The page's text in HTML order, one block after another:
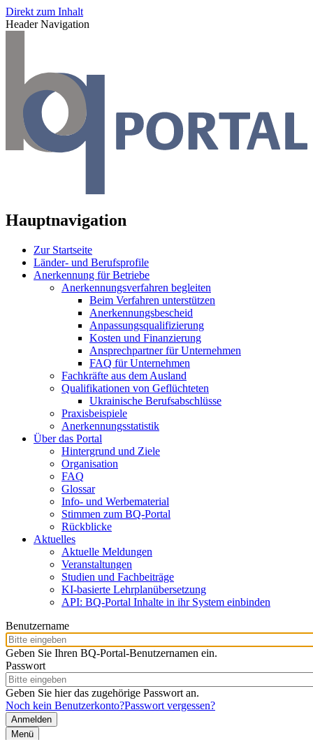
Direkt zum Inhalt
Header Navigation
Hauptnavigation
Zur Startseite
Länder- und Berufsprofile
Anerkennung für Betriebe
Anerkennungsverfahren begleiten
Beim Verfahren unterstützen
Anerkennungsbescheid
Anpassungsqualifizierung
Kosten und Finanzierung
Ansprechpartner für Unternehmen
FAQ für Unternehmen
Fachkräfte aus dem Ausland
Qualifikationen von Geflüchteten
Ukrainische Berufsabschlüsse
Praxisbeispiele
Anerkennungsstatistik
Über das Portal
Hintergrund und Ziele
Organisation
FAQ
Glossar
Info- und Werbematerial
Stimmen zum BQ-Portal
Rückblicke
Aktuelles
Aktuelle Meldungen
Veranstaltungen
Studien und Fachbeiträge
KI-basierte Lehrplanübersetzung
API: BQ-Portal Inhalte in ihr System einbinden
Benutzername
Geben Sie Ihren BQ-Portal-Benutzernamen ein.
Passwort
Geben Sie hier das zugehörige Passwort an.
Noch kein Benutzerkonto?Passwort vergessen?
Menü